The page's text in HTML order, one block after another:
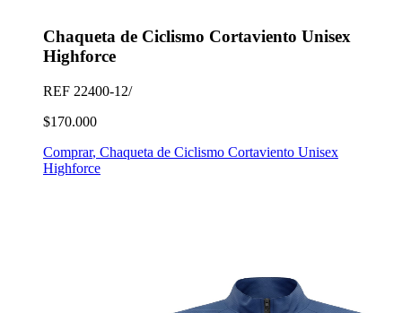
Chaqueta de Ciclismo Cortaviento Unisex
Highforce
REF 22400-12/
$170.000
Comprar, Chaqueta de Ciclismo Cortaviento Unisex
Highforce